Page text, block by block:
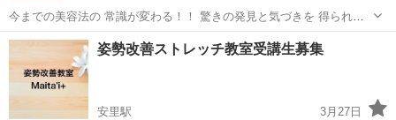
今までの美容法の 常識が変わる！！ 驚きの発見と気づきを 得られる
講座です。 細胞へのアプローチなら "根本から"若返り！ 🌸家族やみん
なに若く見られたい 🌸キレイになって自信をつけたい 🌸体も心...
沖縄 那覇市 その他 講座
姿勢改善ストレッチ教室受講生募集
安里駅
3月27日